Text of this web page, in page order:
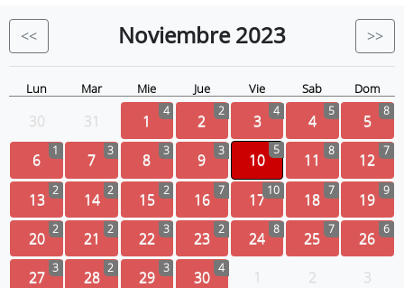
Eventos
<< Noviembre 2023 >>
Lun Mar Mie Jue Vie Sab Dom
30 31 1 4 2 2 3 4 4 5 5 8
6 1 7 3 8 3 9 3 10
5
11 8 12 7
13 2 14 2 15 2 16 7 1710 18 7 19 9
20 2 21 2 22 3 23 2 24 8 25 7 26 6
27 3 28 2 29 3 30 4 1 2 3